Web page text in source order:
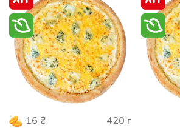
16 ₴ 420 г